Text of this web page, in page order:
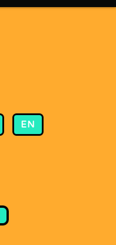
EN